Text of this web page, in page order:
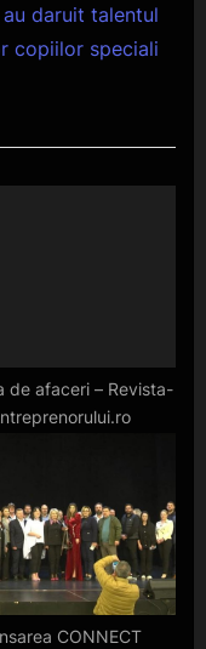
daruit talentul
copiilor speciali
de afaceri – Revista-
CONNECT